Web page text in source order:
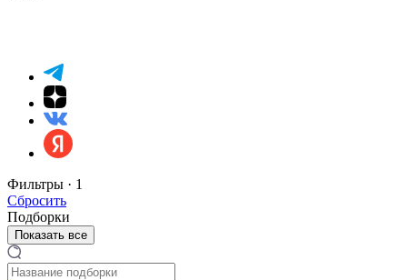
Фильтры · 1
Сбросить
Подборки
Показать все